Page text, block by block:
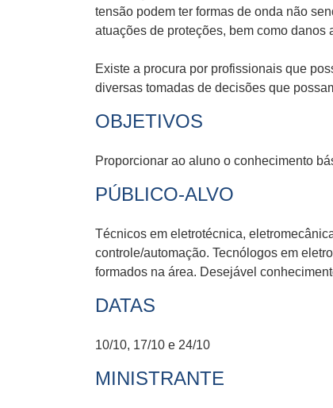
tensão podem ter formas de onda não
atuações de proteções, bem como
Existe a procura por profissionais que
diversas tomadas de decisões que
OBJETIVOS
Proporcionar ao aluno o conhecimento
PÚBLICO-ALVO
Técnicos em eletrotécnica,
controle/automação. Tecnólogos em
formados na área. Desejável
DATAS
10/10, 17/10 e 24/10
MINISTRANTE